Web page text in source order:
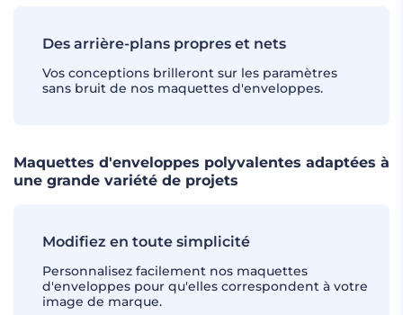
Des arrière-plans propres et nets
Vos conceptions brilleront sur les paramètres
sans bruit de nos maquettes d'enveloppes.
Maquettes d'enveloppes polyvalentes adaptées à
une grande variété de projets
Modifiez en toute simplicité
Personnalisez facilement nos maquettes
d'enveloppes pour qu'elles correspondent à votre
image de marque.